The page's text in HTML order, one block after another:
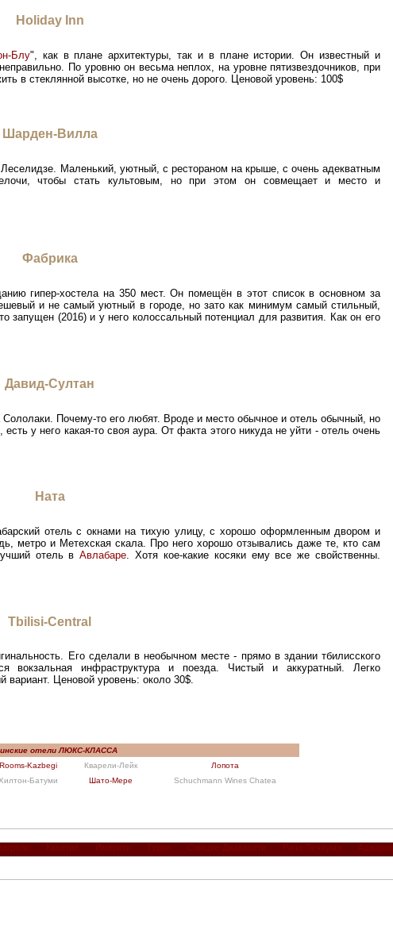
Holiday Inn
Блу", как в плане архитектуры, так и в плане истории. Он известный и
По уровню он весьма неплох, на уровне пятизвездочников, при
в стеклянной высотке, но не очень дорого. Ценовой уровень: 100$
Шарден-Вилла
Маленький, уютный, с рестораном на крыше, с очень адекватным
чтобы стать культовым, но при этом он совмещает и место и
Фабрика
гипер-хостела на 350 мест. Он помещён в этот список в основном за
и не самый уютный в городе, но зато как минимум самый стильный,
запущен (2016) и у него колоссальный потенциал для развития. Как он его
Давид-Cултан
Почему-то его любят. Вроде и место обычное и отель обычный, но
у него какая-то своя аура. От факта этого никуда не уйти - отель очень
Ната
отель с окнами на тихую улицу, с хорошо оформленным двором и
метро и Метехская скала. Про него хорошо отзывались даже те, кто сам
отель вАвлабаре . Хотя кое-какие косяки ему все же свойственны.
Tbilisi-Central
Его сделали в необычном месте - прямо в здании тбилисского
вокзальная инфраструктура и поезда. Чистый и аккуратный. Легко
Ценовой уровень: около 30$.
отели ЛЮКС-КЛАССА
Rooms-Kazbegi Кварели-Лейк
Лопота
Батуми Шато-Мере Schuchmann Wines Chatea
Кахетия Имерети Гурия Самцхе-Джавахети Рача-Лечхуми Аджария